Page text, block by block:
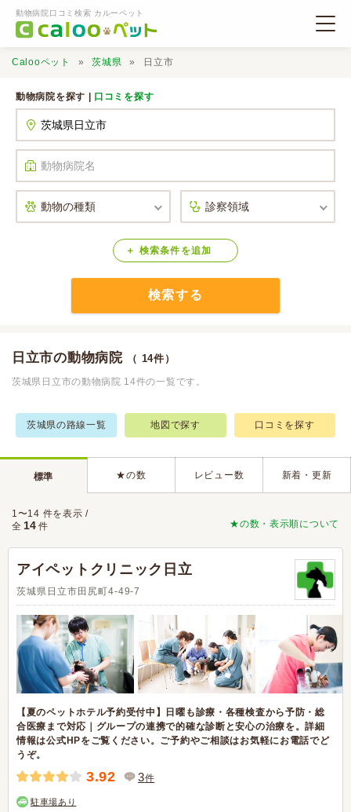
動物病院口コミ検索 カルーペット
口コミ検索
Calooペットとは？
Calooペット 茨城県 日立市
動物病院を探す | 口コミを探す
検索条件 を追加
検索する
日立市の動物病院 （ 14件）
茨城県日立市の動物病院 14件の一覧です。
茨城県の路線一覧 地図で探す 口コミを探す
標準 ★の数 レビュー数 新着・更新
★の数・表示順について
1〜14 件を表示 /
全 14 件
アイペットクリニック日立
茨城県日立市田尻町4-49-7
【夏のペットホテル予約受付中】日曜も診療・各種検査から予防・総
合医療まで対応｜グループの連携で的確な診断と安心の治療を。詳細
情報は公式HPをご覧ください。ご予約やご相談はお気軽にお電話でど
うぞ。
3.92 3件
駐車場あり